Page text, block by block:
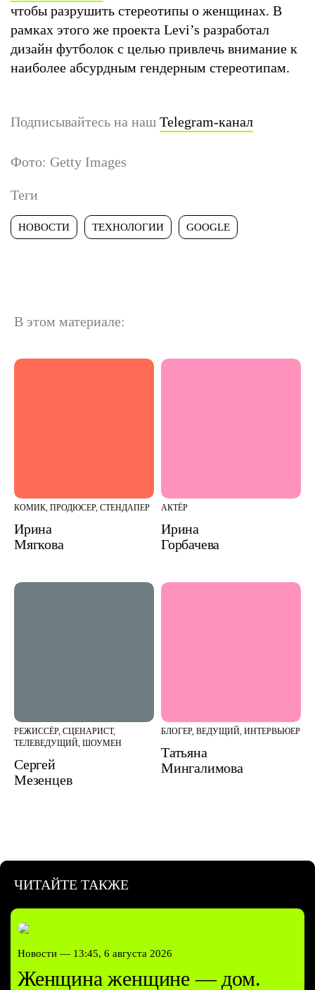
чтобы разрушить стереотипы о женщинах. В
рамках этого же проекта Levi’s разработал
дизайн футболок с целью привлечь внимание к
наиболее абсурдным гендерным стереотипам.
Подписывайтесь на наш Telegram-канал
Фото: Getty Images
Теги
НОВОСТИ ТЕХНОЛОГИИ GOOGLE
В этом материале:
КОМИК, ПРОДЮСЕР, СТЕНДАПЕР
Ирина
Мягкова
АКТЁР
Ирина
Горбачева
РЕЖИССЁР, СЦЕНАРИСТ,
ТЕЛЕВЕДУЩИЙ, ШОУМЕН
Сергей
Мезенцев
БЛОГЕР, ВЕДУЩИЙ, ИНТЕРВЬЮЕР
Татьяна
Мингалимова
ЧИТАЙТЕ ТАКЖЕ
Новости — 13:45, 6 августа 2026
Женщина женщине — дом.